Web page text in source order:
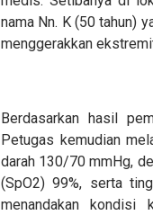
nama Nn. K (50 tahun)
menggerakkan
Berdasarkan hasil
Petugas kemudian
darah 130/70 mmHg,
(SpO2) 99%, serta
menandakan kondisi